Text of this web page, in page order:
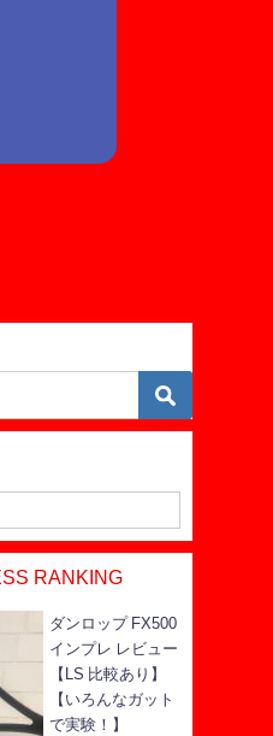
RANKING
ダンロップ FX500
インプレ レビュー
【LS 比較あり】
【いろんなガット
で実験！】